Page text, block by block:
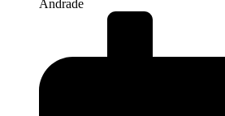
Andrade